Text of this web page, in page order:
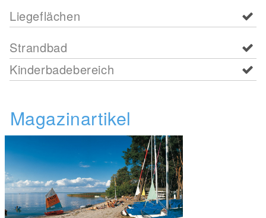
Liegeflächen
Strandbad
Kinderbadebereich
Magazinartikel